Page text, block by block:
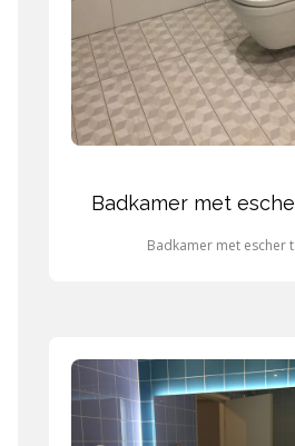
Badkamer met
Badkamer met escher